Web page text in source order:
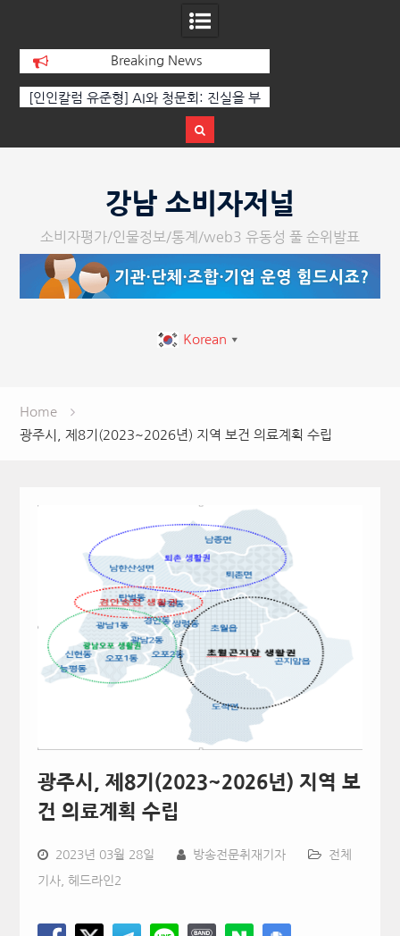
Breaking News
[인인칼럼 유준형] AI와 청문회: 진실을 부
다.
페스티벌’ 성
강남 소비자저널
소비자평가/인물정보/통계/web3 유동성 풀 순위발표
Korean ▼
Home
광주시, 제8기(2023~2026년) 지역 보건 의료계획 수립
광주시, 제8기(2023~2026년) 지역 보
건 의료계획 수립
2023년 03월 28일 방송전문취재기자 전체
기사, 헤드라인2